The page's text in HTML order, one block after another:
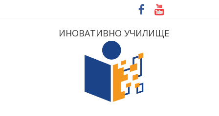
ИНОВАТИВНО УЧИЛИЩЕ